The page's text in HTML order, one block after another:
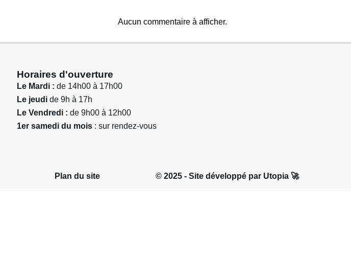
Aucun commentaire à afficher.
Horaires d'ouverture
Le Mardi : de 14h00 à 17h00
Le jeudide 9h à 17h
Le Vendredi : de 9h00 à 12h00
1er samedi du mois: sur rendez-vous
Plan du site © 2025 - Site développé par Utopia 🚀